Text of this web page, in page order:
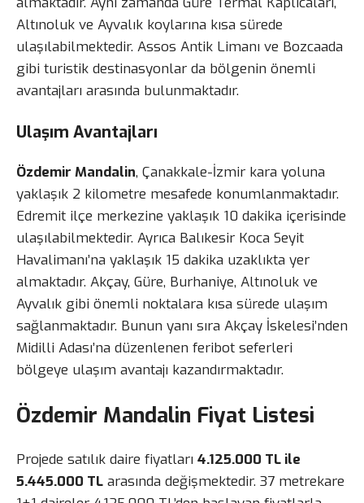
Altınoluk ve Ayvalık koylarına kısa sürede
ulaşılabilmektedir. Assos Antik Limanı ve Bozcaada
gibi turistik destinasyonlar da bölgenin önemli
avantajları arasında bulunmaktadır.
Ulaşım Avantajları
Özdemir Mandalin, Çanakkale-İzmir kara yoluna
yaklaşık 2 kilometre mesafede konumlanmaktadır.
Edremit ilçe merkezine yaklaşık 10 dakika içerisinde
ulaşılabilmektedir. Ayrıca Balıkesir Koca Seyit
Havalimanı’na yaklaşık 15 dakika uzaklıkta yer
almaktadır. Akçay, Güre, Burhaniye, Altınoluk ve
Ayvalık gibi önemli noktalara kısa sürede ulaşım
sağlanmaktadır. Bunun yanı sıra Akçay İskelesi’nden
Midilli Adası’na düzenlenen feribot seferleri
bölgeye ulaşım avantajı kazandırmaktadır.
Özdemir Mandalin Fiyat Listesi
Projede satılık daire fiyatları 4.125.000 TL ile
5.445.000 TL arasında değişmektedir. 37 metrekare